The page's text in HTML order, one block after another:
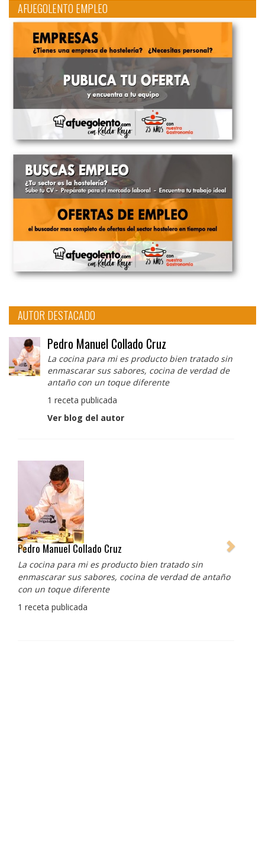
AFUEGOLENTO EMPLEO
AUTOR DESTACADO
Pedro Manuel Collado Cruz
La cocina para mi es producto bien tratado sin
enmascarar sus sabores, cocina de verdad de
antaño con un toque diferente
1 receta publicada
Ver blog del autor
Pedro Manuel Collado Cruz
La cocina para mi es producto bien tratado sin
enmascarar sus sabores, cocina de verdad de antaño
con un toque diferente
1 receta publicada